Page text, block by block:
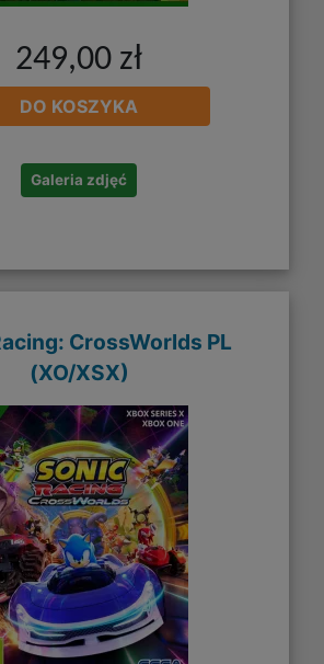
249,00 zł
DO KOSZYKA
Galeria zdjęć
CrossWorlds PL
(XO/XSX)